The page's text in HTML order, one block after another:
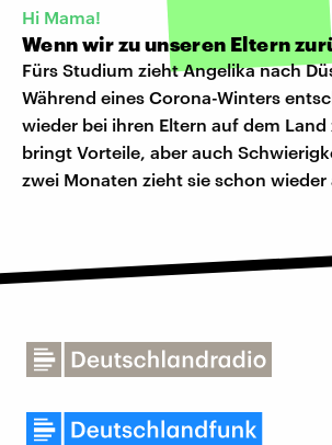
Hi Mama!
Wenn wir zu unseren Eltern
Fürs Studium zieht Angelika nach
Während eines Corona-Winters
wieder bei ihren Eltern auf dem Land
bringt Vorteile, aber auch
zwei Monaten zieht sie schon wieder